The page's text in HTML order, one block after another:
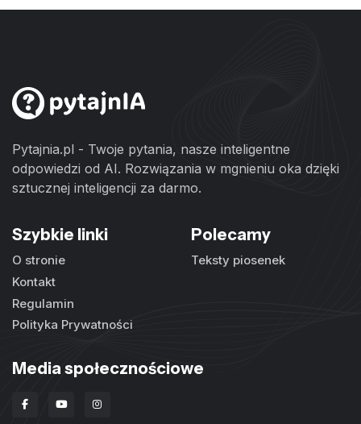
Pytajnia.pl - Twoje pytania, nasze inteligentne
odpowiedzi od AI. Rozwiązania w mgnieniu oka dzięki
sztucznej inteligencji za darmo.
Szybkie linki
O stronie
Kontakt
Regulamin
Polityka Prywatności
Polecamy
Teksty piosenek
Media społecznościowe